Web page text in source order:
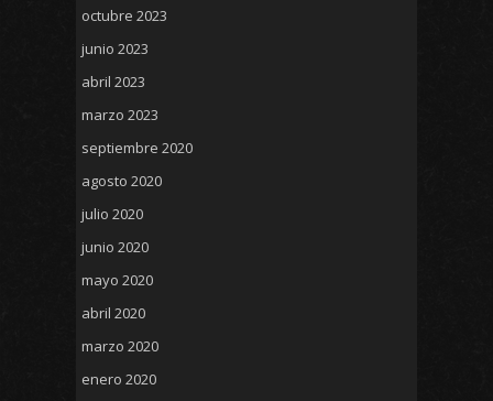
octubre 2023
junio 2023
abril 2023
marzo 2023
septiembre 2020
agosto 2020
julio 2020
junio 2020
mayo 2020
abril 2020
marzo 2020
enero 2020